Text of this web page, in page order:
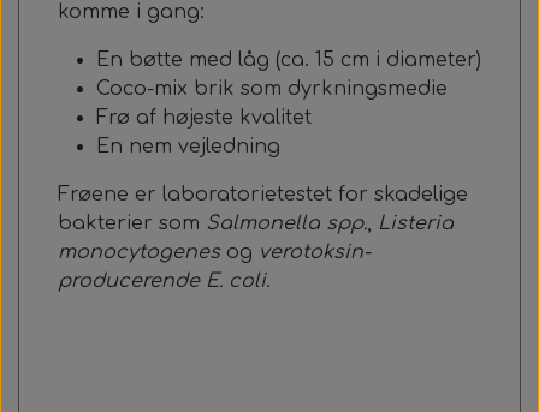
komme i gang:
En bøtte med låg (ca. 15 cm i diameter)
Coco-mix brik som dyrkningsmedie
Frø af højeste kvalitet
En nem vejledning
Frøene er laboratorietestet for skadelige
bakterier som Salmonella spp., Listeria
monocytogenesog verotoksin-
producerende E. coli.